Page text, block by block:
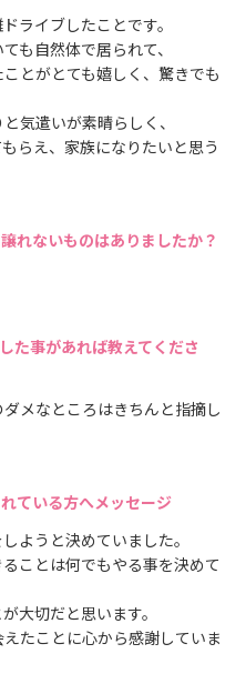
ライブしたことです。
も自然体で居られて、
とがとても嬉しく、驚きでも
気遣いが素晴らしく、
らえ、家族になりたいと思う
れないものはありましたか？
た事があれば教えてくださ
メなところはきちんと指摘し
ている方へメッセージ
ようと決めていました。
ことは何でもやる事を決めて
大切だと思います。
たことに心から感謝していま